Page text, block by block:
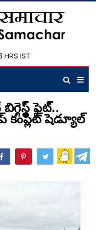
IST
ఫైట్..
కంప్లీట్ షెడ్యూల్